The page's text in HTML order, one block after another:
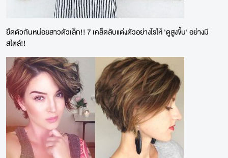
ยืดตัวกันหน่อยสาวตัวเล็ก!! 7 เคล็ดลับแต่งตัวอย่างไรให้ 'ดูสูงขึ้น' อย่างมี
สไตล์!!